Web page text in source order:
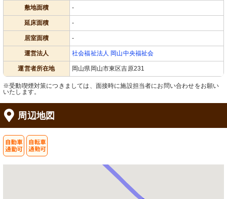
敷地面積 -
延床面積 -
居室面積 -
運営法人 社会福祉法人 岡山中央福祉会
運営者所在地 岡山県岡山市東区吉原231
※受動喫煙対策につきましては、面接時に施設担当者にお問い合わせをお願い
いたします。
周辺地図